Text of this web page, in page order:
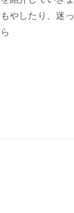
やしたり、迷っ